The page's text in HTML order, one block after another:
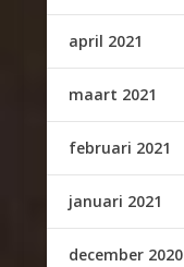
april 2021
maart 2021
februari 2021
januari 2021
december 2020